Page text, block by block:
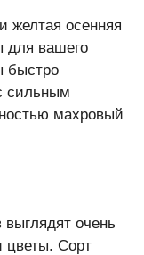
желтая осенняя
для вашего
быстро
сильным
махровый
очень
цветы. Сорт